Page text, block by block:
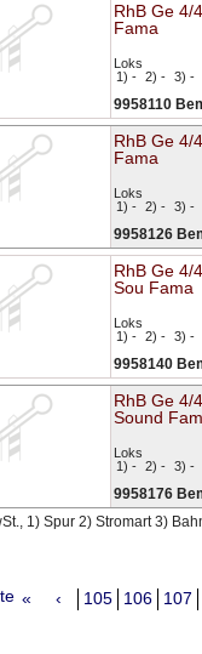
RhB Ge 4/
Fama
Loks
1) - 2) - 3) -
9958110
RhB Ge 4/
Fama
Loks
1) - 2) - 3) -
9958126
RhB Ge 4/
Sou Fama
Loks
1) - 2) - 3) -
9958140
RhB Ge 4/
Sound
Loks
1) - 2) - 3) -
9958176
1) Spur 2) Stromart 3)
« ‹ 105 106 107